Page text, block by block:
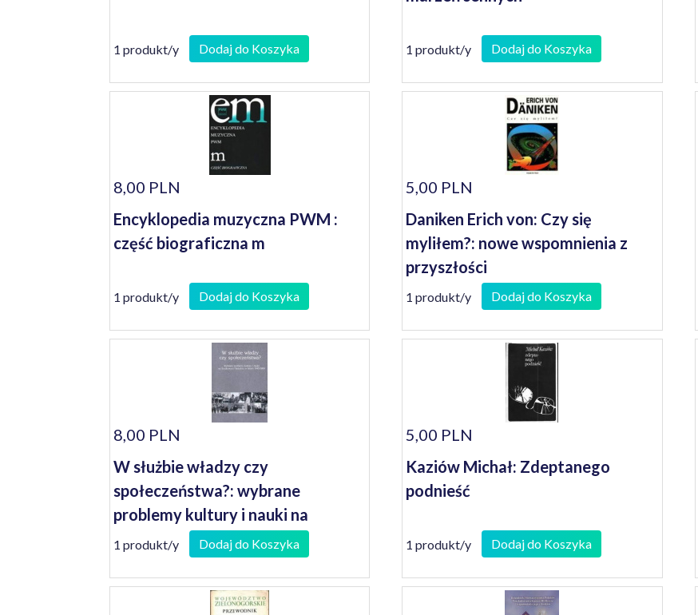
1 produkt/y Dodaj do Koszyka 1 produkt/y Dodaj do Koszyka
8,00 PLN
Encyklopedia muzyczna PWM :
część biograficzna m
1 produkt/y Dodaj do Koszyka
5,00 PLN
Daniken Erich von: Czy się
myliłem?: nowe wspomnienia z
przyszłości
1 produkt/y Dodaj do Koszyka
8,00 PLN
W służbie władzy czy
społeczeństwa?: wybrane
problemy kultury i nauki na
Środkowym Nadodrzu w latach
1945-1989
1 produkt/y Dodaj do Koszyka
5,00 PLN
Kaziów Michał: Zdeptanego
podnieść
1 produkt/y Dodaj do Koszyka